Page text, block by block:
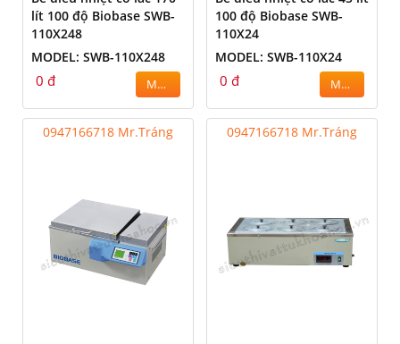
lít 100 độ Biobase SWB-
110X248
MODEL: SWB-110X248
0 đ MUA
100 độ Biobase SWB-
110X24
MODEL: SWB-110X24
0 đ MUA
0947166718 Mr.Tráng 0947166718 Mr.Tráng